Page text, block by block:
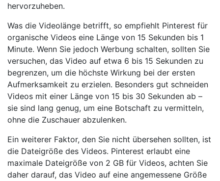
hervorzuheben.
Was die Videolänge betrifft, so empfiehlt Pinterest für
organische Videos eine Länge von 15 Sekunden bis 1
Minute. Wenn Sie jedoch Werbung schalten, sollten Sie
versuchen, das Video auf etwa 6 bis 15 Sekunden zu
begrenzen, um die höchste Wirkung bei der ersten
Aufmerksamkeit zu erzielen. Besonders gut schneiden
Videos mit einer Länge von 15 bis 30 Sekunden ab –
sie sind lang genug, um eine Botschaft zu vermitteln,
ohne die Zuschauer abzulenken.
Ein weiterer Faktor, den Sie nicht übersehen sollten, ist
die Dateigröße des Videos. Pinterest erlaubt eine
maximale Dateigröße von 2 GB für Videos, achten Sie
daher darauf, das Video auf eine angemessene Größe